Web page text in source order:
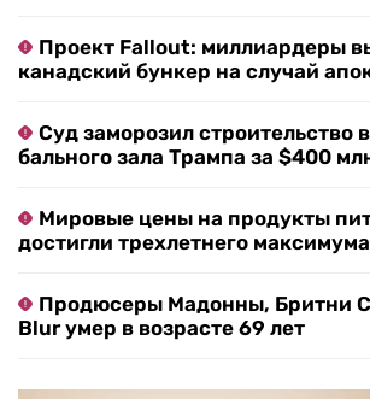
Проект Fallout: миллиардеры
канадский бункер на случай
Суд заморозил строительство
бального зала Трампа за $400
Мировые цены на продукты
достигли трехлетнего максимума
Продюсеры Мадонны, Бритни
Blur умер в возрасте 69 лет